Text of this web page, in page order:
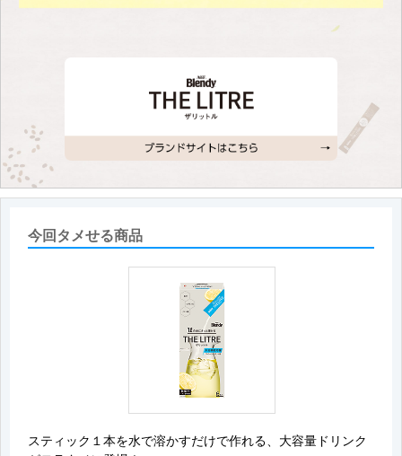
今回タメせる商品
スティック１本を水で溶かすだけで作れる、大容量ドリンク